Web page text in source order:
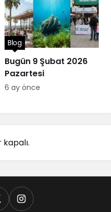
Bugün 9 Şubat 2026
Pazartesi
Blog
6 ay önce